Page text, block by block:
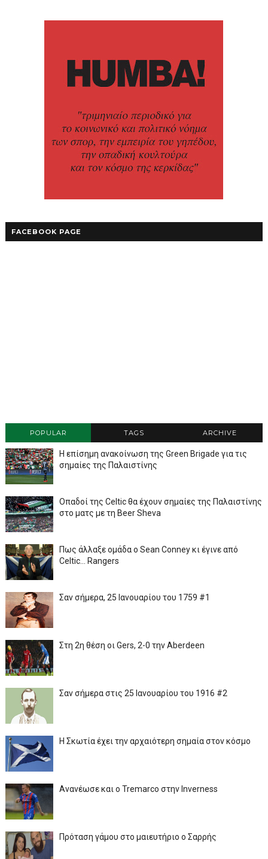
FACEBOOK PAGE
POPULAR TAGS ARCHIVE
Η επίσημη ανακοίνωση της Green Brigade για τις
σημαίες της Παλαιστίνης
Οπαδοί της Celtic θα έχουν σημαίες της Παλαιστίνης
στο ματς με τη Beer Sheva
Πως άλλαξε ομάδα ο Sean Conney κι έγινε από
Celtic... Rangers
Σαν σήμερα, 25 Ιανουαρίου του 1759 #1
Στη 2η θέση οι Gers, 2-0 την Aberdeen
Σαν σήμερα στις 25 Ιανουαρίου του 1916 #2
Η Σκωτία έχει την αρχαιότερη σημαία στον κόσμο
Ανανέωσε και ο Tremarco στην Inverness
Πρόταση γάμου στο μαιευτήριο ο Σαρρής